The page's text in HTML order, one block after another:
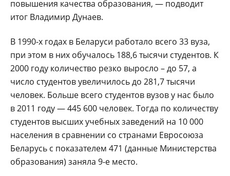
повышения качества образования, — подводит
итог Владимир Дунаев.
В 1990-х годах в Беларуси работало всего 33 вуза,
при этом в них обучалось 188,6 тысячи студентов. К
2000 году количество резко выросло – до 57, а
число студентов увеличилось до 281,7 тысячи
человек. Больше всего студентов вузов у нас было
в 2011 году — 445 600 человек. Тогда по количеству
студентов высших учебных заведений на 10 000
населения в сравнении со странами Евросоюза
Беларусь с показателем 471 (данные Министерства
образования) заняла 9-е место.